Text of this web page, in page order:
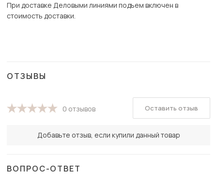
При доставке Деловыми линиями подъем включен в
стоимость доставки.
ОТЗЫВЫ
0 отзывов
Добавьте отзыв, если купили данный товар
Оставить отзыв
ВОПРОС-ОТВЕТ